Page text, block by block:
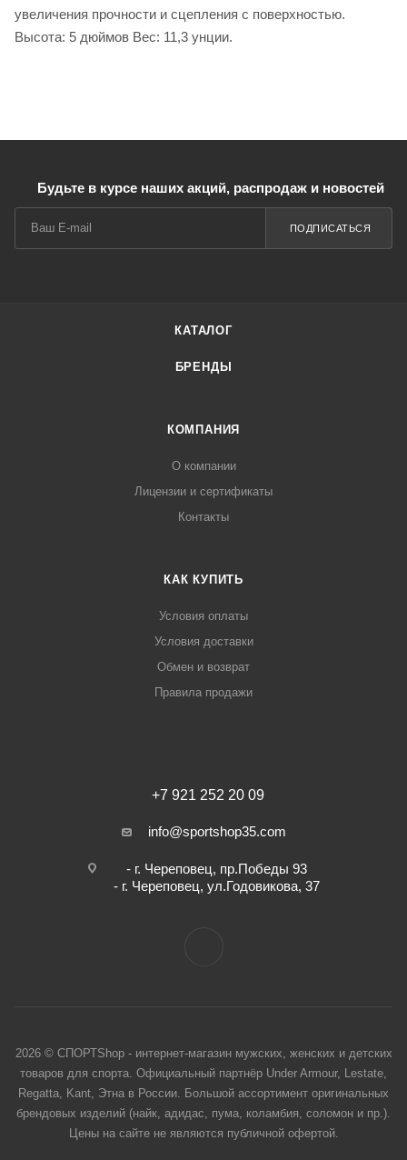
увеличения прочности и сцепления с поверхностью.
Высота: 5 дюймов Вес: 11,3 унции.
Будьте в курсе наших акций, распродаж и новостей
ПОДПИСАТЬСЯ
КАТАЛОГ
БРЕНДЫ
КОМПАНИЯ
О компании
Лицензии и сертификаты
Контакты
КАК КУПИТЬ
Условия оплаты
Условия доставки
Обмен и возврат
Правила продажи
+7 921 252 20 09
info@sportshop35.com
- г. Череповец, пр.Победы 93
- г. Череповец, ул.Годовикова, 37
2026 © СПОРТShop - интернет-магазин мужских, женских и детских
товаров для спорта. Официальный партнёр Under Armour, Lestate,
Regatta, Kant, Этна в России. Большой ассортимент оригинальных
брендовых изделий (найк, адидас, пума, коламбия, соломон и пр.).
Цены на сайте не являются публичной офертой.